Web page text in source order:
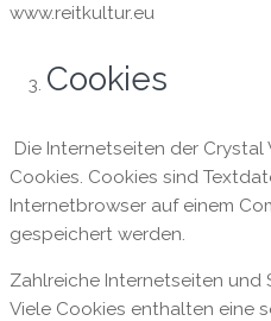
www.reitkultur.eu
Cookies
Die Internetseiten der Crystal
Cookies. Cookies sind
Internetbrowser auf einem
gespeichert werden.
Zahlreiche Internetseiten und
Viele Cookies enthalten eine